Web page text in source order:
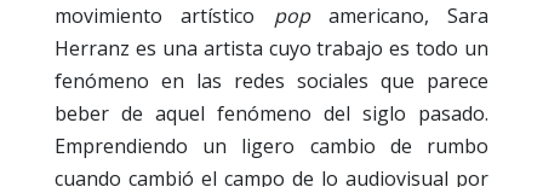
movimiento artístico popamericano, Sara
Herranz es una artista cuyo trabajo es todo un
fenómeno en las redes sociales que parece
beber de aquel fenómeno del siglo pasado.
Emprendiendo un ligero cambio de rumbo
cuando cambió el campo de lo audiovisual por